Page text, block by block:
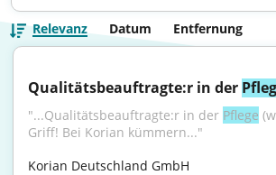
Relevanz Datum Entfernung
Qualitätsbeauftragte:r in der
"...Qualitätsbeauftragte:r in der Pflege
Griff! Bei Korian kümmern..."
Korian Deutschland GmbH